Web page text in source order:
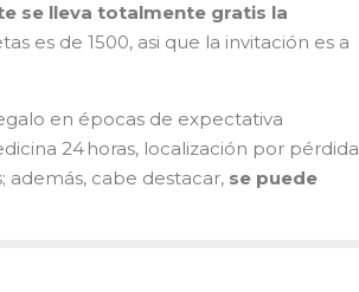
se lleva totalmente gratis la
es de 1500, asi que la invitación es a
en épocas de expectativa
24 horas, localización por pérdida
cabe destacar, se puede